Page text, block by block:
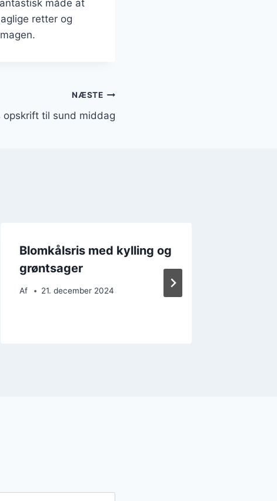
måde at
retter og
NÆSTE
opskrift til sund middag
Blomkålsris med kylling og
grøntsager
Af 21. december 2024